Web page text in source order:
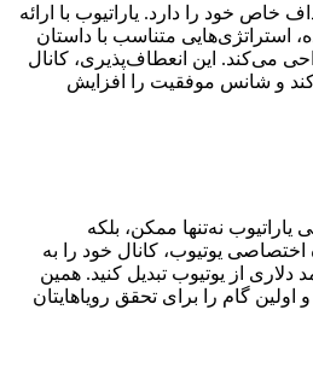
خاص خود را دارد. یاراتیوب با ارائه
متناسب با داستان
می‌کند. این انعطاف‌پذیری، کانال
و شانس موفقیت را افزایش
نه‌تنها ممکن، بلکه
یوتیوب، کانال خود را به
دلاری از یوتیوب تبدیل کنید. همین
اولین گام را برای تحقق رویاهایتان